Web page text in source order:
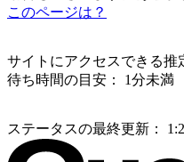
このページは？
サイトにアクセスできる推
待ち時間の目安：
1分未満
ステータスの最終更新：